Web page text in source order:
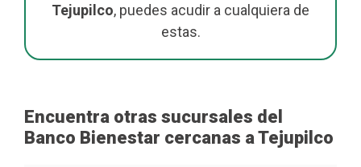
Tejupilco, puedes acudir a cualquiera de
estas.
Encuentra otras sucursales del
Banco Bienestar cercanas a Tejupilco